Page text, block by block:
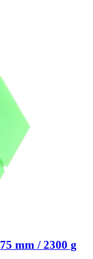
mm / 2300 g